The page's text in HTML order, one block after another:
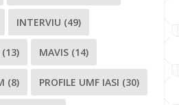
INTERVIU (49)
(13) MAVIS (14)
(8) PROFILE UMF IASI (30)